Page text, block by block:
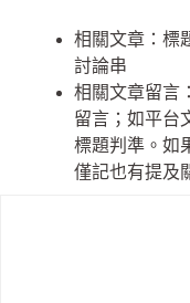
相關文章：標
討論串
相關文章留言
留言；如平台
標題判準。如
僅記也有提及